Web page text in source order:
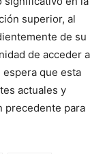
superior, al
de su
de acceder a
que esta
actuales y
precedente para